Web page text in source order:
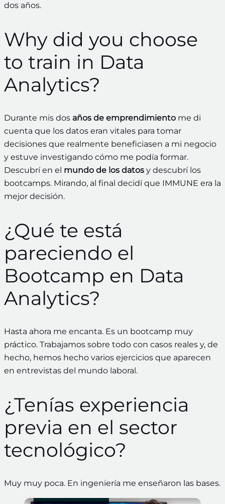
dos años.
Why did you choose
to train in Data
Analytics?
Durante mis dos años de emprendimiento me di
cuenta que los datos eran vitales para tomar
decisiones que realmente beneficiasen a mi negocio
y estuve investigando cómo me podía formar.
Descubrí en el mundo de los datos y descubrí los
bootcamps. Mirando, al final decidí que IMMUNE era la
mejor decisión.
¿Qué te está
pareciendo el
Bootcamp en Data
Analytics?
Hasta ahora me encanta. Es un bootcamp muy
práctico. Trabajamos sobre todo con casos reales y, de
hecho, hemos hecho varios ejercicios que aparecen
en entrevistas del mundo laboral.
¿Tenías experiencia
previa en el sector
tecnológico?
Muy muy poca. En ingeniería me enseñaron las bases.